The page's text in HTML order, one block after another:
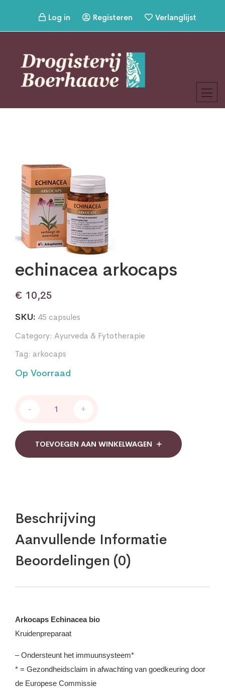
Log in Registeren Verlanglijst
echinacea arkocaps
€ 10,25
SKU: 45 capsules
Category: Ayurveda & Fytotherapie
Tag: arkocaps
Op Voorraad
arkocaps
- +
TOEVOEGEN AAN WINKELWAGEN
Beschrijving
Aanvullende Informatie
Beoordelingen (0)
Arkocaps Echinacea bio
Kruidenpreparaat
– Ondersteunt het immuunsysteem*
* = Gezondheidsclaim in afwachting van goedkeuring door
de Europese Commissie